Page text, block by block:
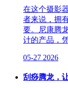
在这个摄影
者来说，拥
要。尼康腾
计的产品，
05-27 2026
刮痧腾龙，